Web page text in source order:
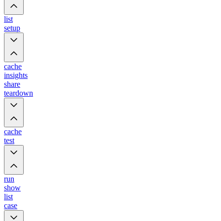
list
setup
cache
insights
share
teardown
cache
test
run
show
list
case